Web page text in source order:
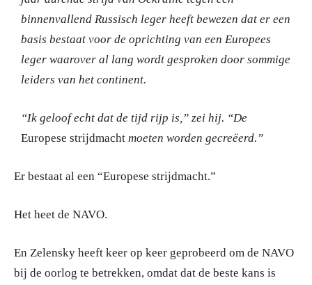
binnenvallend Russisch leger heeft bewezen dat er een
basis bestaat voor de oprichting van een Europees
leger waarover al lang wordt gesproken door sommige
leiders van het continent.
“Ik geloof echt dat de tijd rijp is,” zei hij. “De
Europese strijdmacht moeten worden gecreëerd.”
Er bestaat al een “Europese strijdmacht.”
Het heet de NAVO.
En Zelensky heeft keer op keer geprobeerd om de NAVO
bij de oorlog te betrekken, omdat dat de beste kans is